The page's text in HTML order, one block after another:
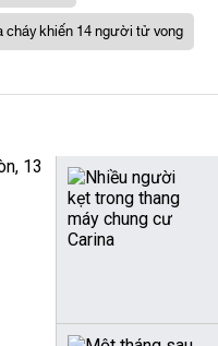
cháy khiến 14 người tử vong